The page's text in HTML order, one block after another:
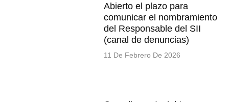
Abierto el plazo para
comunicar el nombramiento
del Responsable del SII
(canal de denuncias)
11 De Febrero De 2026